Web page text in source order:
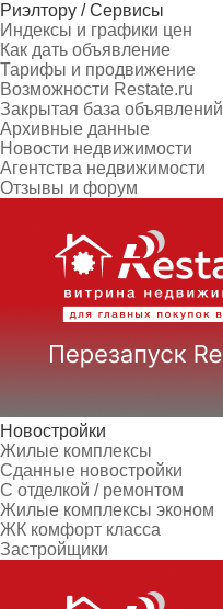
Риэлтору / Сервисы
Индексы и графики цен
Как дать объявление
Тарифы и продвижение
Возможности Restate.ru
Закрытая база объявлений
Архивные данные
Новости недвижимости
Агентства недвижимости
Отзывы и форум
Новостройки
Жилые комплексы
Сданные новостройки
С отделкой / ремонтом
Жилые комплексы эконом
ЖК комфорт класса
Застройщики